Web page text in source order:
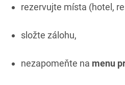
rezervujte místa (hotel,
složte zálohu,
nezapomeňte na menu